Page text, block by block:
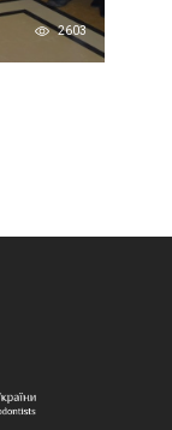
2603